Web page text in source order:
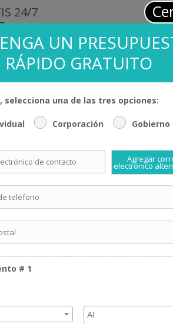
24/7
Industrias Noticias
1000+ Traductores
Oficiales
UN
RÁPIDO GRATUITO
selecciona una de las tres opciones:
Corporación Gobierno
Agregar
electrónico
# 1